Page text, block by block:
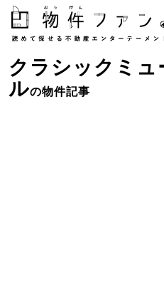
クラシックミュ
ルの物件記事